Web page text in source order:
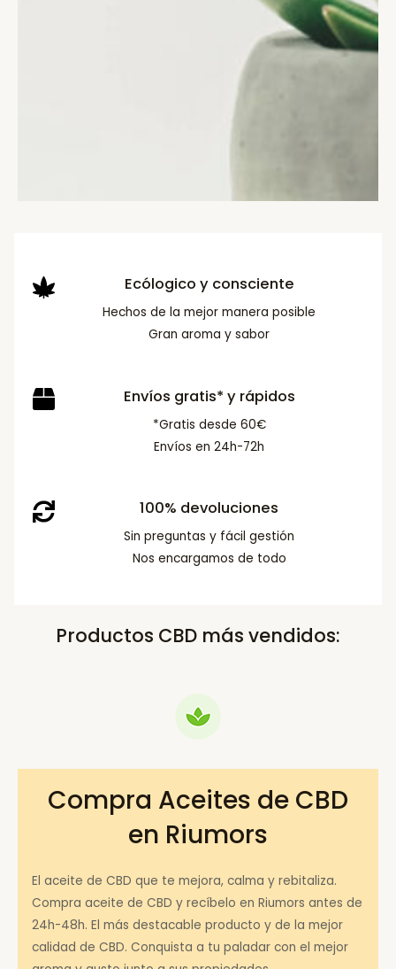
Ecólogico y consciente
Hechos de la mejor manera posible
Gran aroma y sabor
Envíos gratis* y rápidos
*Gratis desde 60€
Envíos en 24h-72h
100% devoluciones
Sin preguntas y fácil gestión
Nos encargamos de todo
Productos CBD más vendidos:
Compra Aceites de CBD
en Riumors
El aceite de CBD que te mejora, calma y rebitaliza.
Compra aceite de CBD y recíbelo en Riumors antes de
24h-48h. El más destacable producto y de la mejor
calidad de CBD. Conquista a tu paladar con el mejor